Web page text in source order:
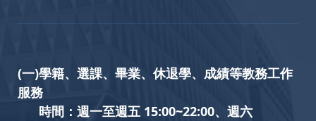
(一)學籍、選課、畢業、休退學、成績等教務工作
服務
時間：週一至週五 15:00~22:00、週六